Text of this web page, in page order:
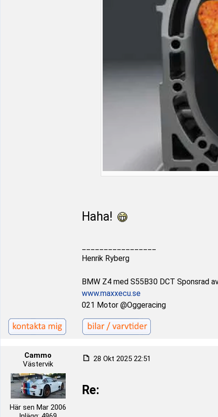
Haha!
Henrik Ryberg
BMW Z4 med S55B30 DCT Sponsrad
www.maxxecu.se
021 Motor @Oggeracing
Cammo
Västervik
Här sen Mar 2006
28 Okt 2025 22:51
Re: